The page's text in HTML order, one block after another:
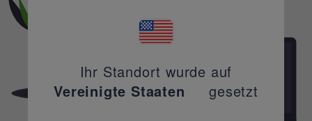
Ihr Standort wurde auf
Vereinigte Staaten
gesetzt